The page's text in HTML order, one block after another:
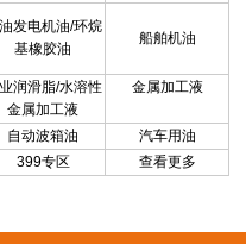
发电机油/环烷
基橡胶油
船舶机油
润滑脂/水溶性
金属加工液
金属加工液
自动波箱油
汽车用油
399专区 查看更多